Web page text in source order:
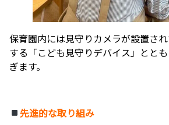
保育園内には見守りカメラが設置さ
する「こども見守りデバイス」とと
ぎます。
先進的な取り組み